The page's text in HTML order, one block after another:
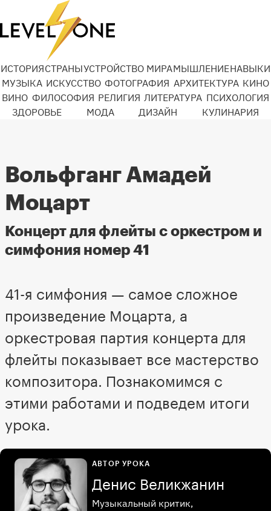
ИСТОРИЯСТРАНЫУСТРОЙСТВО МИРАМЫШЛЕНИЕНАВЫКИ
МУЗЫКА ИСКУССТВО ФОТОГРАФИЯ АРХИТЕКТУРА КИНО
ВИНО ФИЛОСОФИЯ РЕЛИГИЯ ЛИТЕРАТУРА ПСИХОЛОГИЯ
ЗДОРОВЬЕ
МОДА ДИЗАЙН КУЛИНАРИЯ
Вольфганг Амадей
Моцарт
Концерт для флейты с оркестром и
симфония номер 41
41-я симфония — самое сложное
произведение Моцарта, а
оркестровая партия концерта для
флейты показывает все мастерство
композитора. Познакомимся с
этими работами и подведем итоги
урока.
АВТОР УРОКА
Денис Великжанин
Музыкальный критик,